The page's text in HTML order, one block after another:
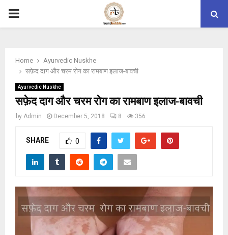
PRIMARY
Home
Ayurvedic Nuskhe
सफ़ेद दाग और चरम रोग का रामबाण इलाज-बावची
Ayurvedic Nuskhe
सफ़ेद दाग और चरम रोग का रामबाण इलाज-बावची
by Admin December 5, 2018 8 356
SHARE 0